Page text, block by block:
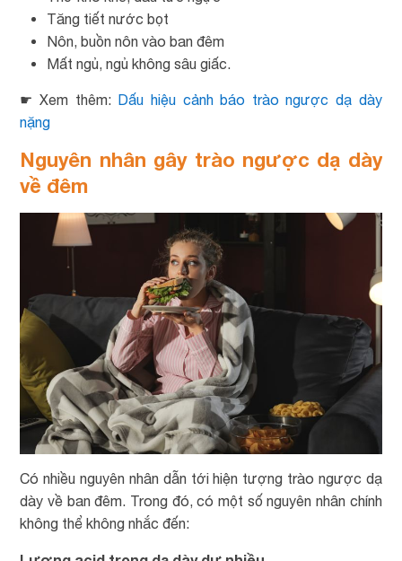
Tăng tiết nước bọt
Nôn, buồn nôn vào ban đêm
Mất ngủ, ngủ không sâu giấc.
☛ Xem thêm: Dấu hiệu cảnh báo trào ngược dạ dày
nặng
Nguyên nhân gây trào ngược dạ dày
về đêm
Có nhiều nguyên nhân dẫn tới hiện tượng trào ngược dạ
dày về ban đêm. Trong đó, có một số nguyên nhân chính
không thể không nhắc đến: